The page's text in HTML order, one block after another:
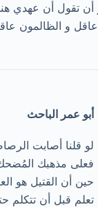
أن تقول أن عهدي
عاقل و الظالمون
أبو عمر الباحث
لو قلنا أصابت
فعلى مذهبك
حين أن القتيل هو
تعلم قبل أن تتكلم